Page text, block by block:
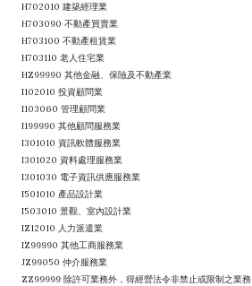
H702010 建築經理業
H703090 不動產買賣業
H703100 不動產租賃業
H703110 老人住宅業
HZ99990 其他金融、保險及不動產業
I102010 投資顧問業
I103060 管理顧問業
I199990 其他顧問服務業
I301010 資訊軟體服務業
I301020 資料處理服務業
I301030 電子資訊供應服務業
I501010 產品設計業
I503010 景觀、室內設計業
IZ12010 人力派遣業
IZ99990 其他工商服務業
JZ99050 仲介服務業
ZZ99999 除許可業務外，得經營法令非禁止或限制之業務